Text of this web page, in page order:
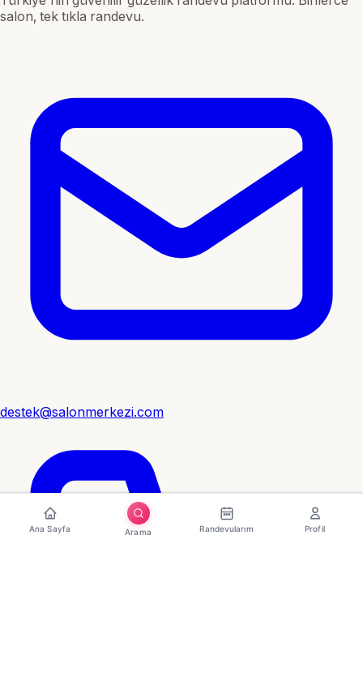
salon, tek tıkla randevu.
destek@salonmerkezi.com
Ana Sayfa Arama Randevularım Profil